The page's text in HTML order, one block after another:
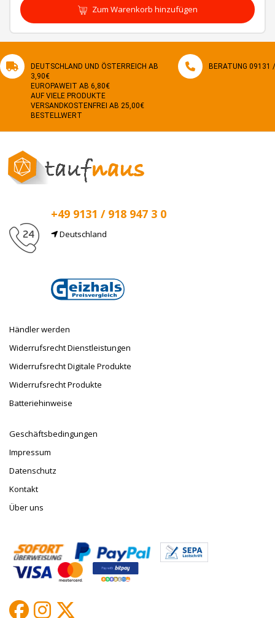
Zum Warenkorb hinzufügen
DEUTSCHLAND UND ÖSTERREICH AB
3,90€
EUROPAWEIT AB 6,80€
AUF VIELE PRODUKTE
VERSANDKOSTENFREI AB 25,00€
BESTELLWERT
BERATUNG 09131
+49 9131 / 918 947 3 0
Deutschland
Händler werden
Widerrufsrecht Dienstleistungen
Widerrufsrecht Digitale Produkte
Widerrufsrecht Produkte
Batteriehinweise
Geschäftsbedingungen
Impressum
Datenschutz
Kontakt
Über uns